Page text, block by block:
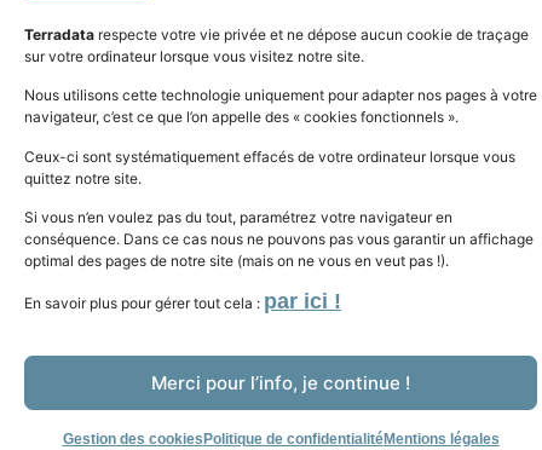
Terradata respecte votre vie privée et ne dépose aucun cookie de traçage
sur votre ordinateur lorsque vous visitez notre site.
Nous utilisons cette technologie uniquement pour adapter nos pages à votre
navigateur, c’est ce que l’on appelle des « cookies fonctionnels ».
Ceux-ci sont systématiquement effacés de votre ordinateur lorsque vous
quittez notre site.
Si vous n’en voulez pas du tout, paramétrez votre navigateur en
conséquence. Dans ce cas nous ne pouvons pas vous garantir un affichage
optimal des pages de notre site (mais on ne vous en veut pas !).
En savoir plus pour gérer tout cela : par ici !
Merci pour l’info, je continue !
Gestion des cookies Politique de confidentialitéMentions légales
Téléphone